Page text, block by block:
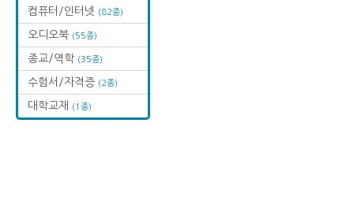
컴퓨터/인터넷 (82종)
오디오북 (55종)
종교/역학 (35종)
수험서/자격증 (2종)
대학교재 (1종)